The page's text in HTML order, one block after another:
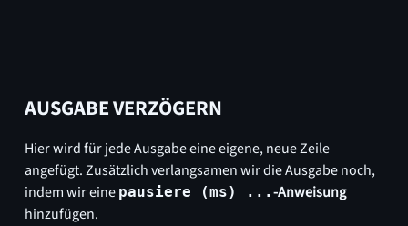
AUSGABE VERZÖGERN
Hier wird für jede Ausgabe eine eigene, neue Zeile
angefügt. Zusätzlich verlangsamen wir die Ausgabe noch,
indem wir eine pausiere (ms) ...-Anweisung
hinzufügen.